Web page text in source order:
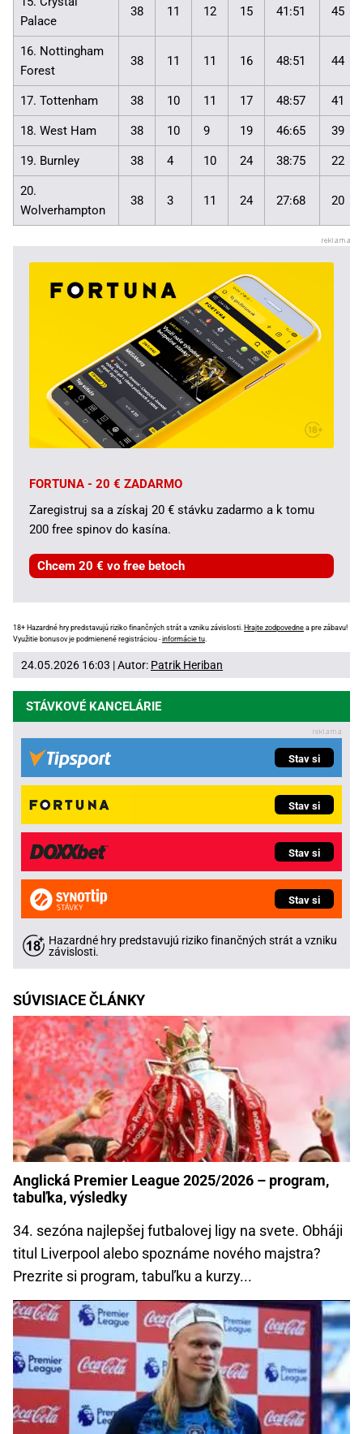
Palace
38 11 12 15 41:51 45
16. Nottingham
Forest
38 11 11 16 48:51 44
17. Tottenham 38 10 11 17 48:57 41
18. West Ham 38 10 9 19 46:65 39
19. Burnley 38 4 10 24 38:75 22
20.
Wolverhampton
38 3 11 24 27:68 20
FORTUNA - 20 € ZADARMO
Zaregistruj sa a získaj 20 € stávku zadarmo a k tomu
200 free spinov do kasína.
Chcem 20 € vo free betoch
18+ Hazardné hry predstavujú riziko finančných strát a vzniku závislosti. Hrajte zodpovedne a pre zábavu!
Využitie bonusov je podmienené registráciou -informácie tu.
24.05.2026 16:03 | Autor: Patrik Heriban
STÁVKOVÉ KANCELÁRIE
Stav si
Stav si
Stav si
Stav si
Hazardné hry predstavujú riziko finančných strát a vzniku
závislosti.
SÚVISIACE ČLÁNKY
Anglická Premier League 2025/2026 – program,
tabuľka, výsledky
34. sezóna najlepšej futbalovej ligy na svete. Obháji
titul Liverpool alebo spoznáme nového majstra?
Prezrite si program, tabuľku a kurzy...